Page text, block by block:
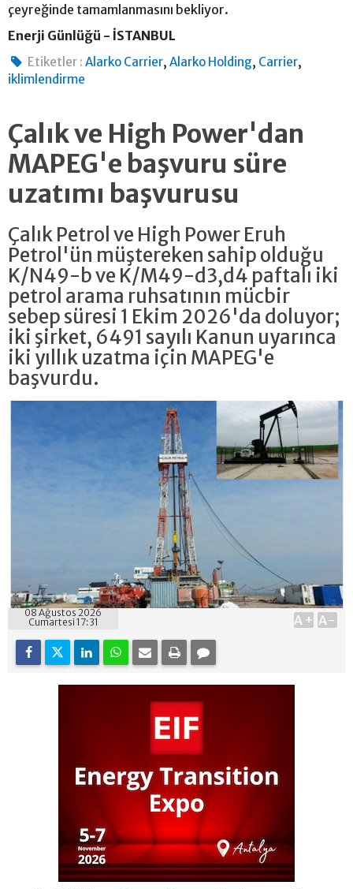
çeyreğinde tamamlanmasını bekliyor.
Enerji Günlüğü - İSTANBUL
Etiketler : Alarko Carrier,Alarko Holding, Carrier,
iklimlendirme
Çalık ve High Power'dan
MAPEG'e başvuru süre
uzatımı başvurusu
Çalık Petrol ve High Power Eruh
Petrol'ün müştereken sahip olduğu
K/N49-b ve K/M49-d3,d4 paftalı iki
petrol arama ruhsatının mücbir
sebep süresi 1 Ekim 2026'da doluyor;
iki şirket, 6491 sayılı Kanun uyarınca
iki yıllık uzatma için MAPEG'e
başvurdu.
08 Ağustos 2026
Cumartesi 17:31
A+ A-